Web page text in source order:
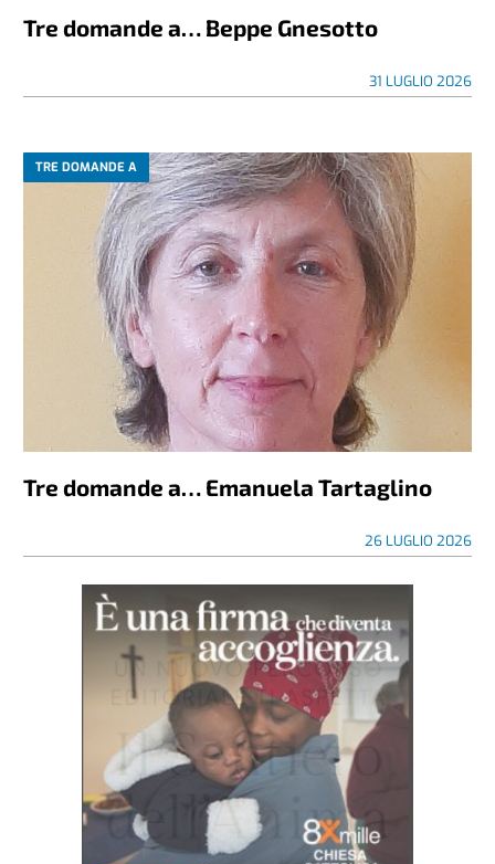
Tre domande a… Beppe Gnesotto
31 LUGLIO 2026
TRE DOMANDE A
Tre domande a… Emanuela Tartaglino
26 LUGLIO 2026